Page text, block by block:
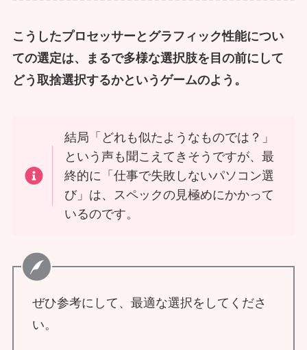
こうしたプロセッサーとグラフィック性能につい
ての選定は、まるで多様な選択肢を目の前にして
どう取捨選択するかというゲームのよう。
結局「どれも似たようなものでは？」
という声も聞こえてきそうですが、最
終的に「仕事で失敗しないパソコン選
び」は、スペックの見極めにかかって
いるのです。
ぜひ参考にして、最適な選択をしてくださ
い。